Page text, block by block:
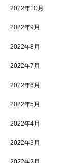
2022年10月
2022年9月
2022年8月
2022年7月
2022年6月
2022年5月
2022年4月
2022年3月